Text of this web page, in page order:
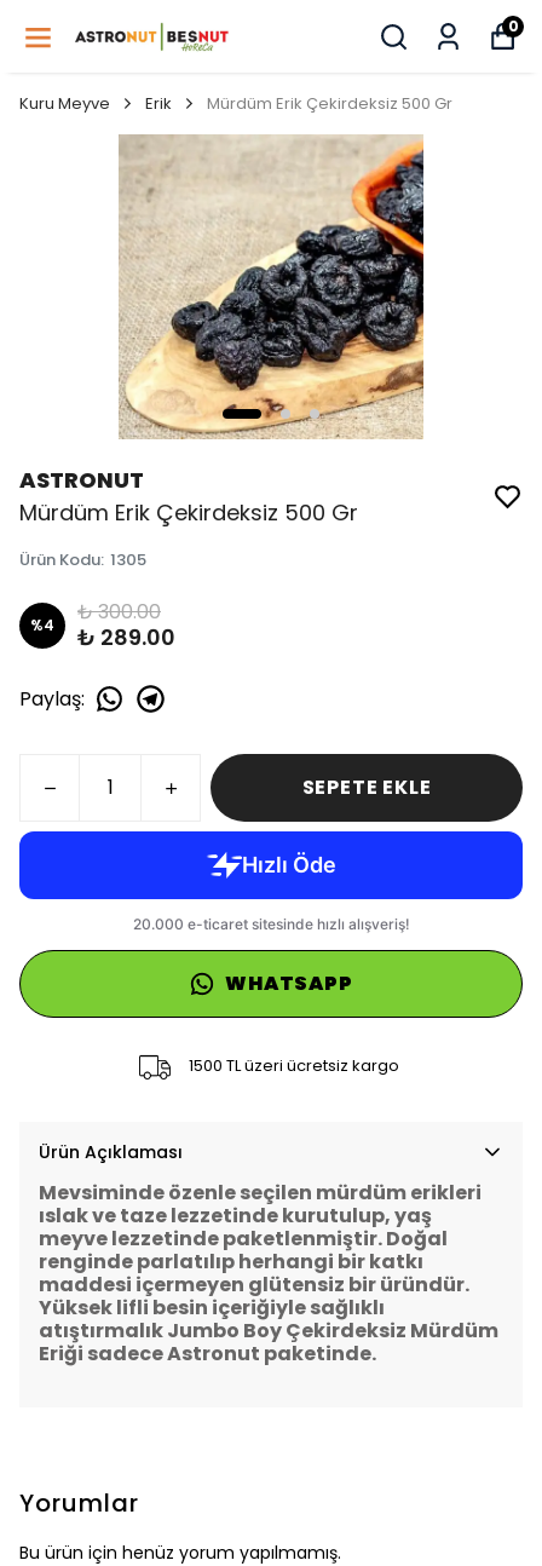
0
Kuru Meyve Erik Mürdüm Erik Çekirdeksiz 500 Gr
ASTRONUT
Mürdüm Erik Çekirdeksiz 500 Gr
Ürün Kodu: 1305
%4 ₺ 300.00
₺ 289.00
Paylaş:
SEPETE EKLE
WHATSAPP
1500 TL üzeri ücretsiz kargo
Ürün Açıklaması
Mevsiminde özenle seçilen mürdüm erikleri
ıslak ve taze lezzetinde kurutulup, yaş
meyve lezzetinde paketlenmiştir. Doğal
renginde parlatılıp herhangi bir katkı
maddesi içermeyen glütensiz bir üründür.
Yüksek lifli besin içeriğiyle sağlıklı
atıştırmalık Jumbo Boy Çekirdeksiz Mürdüm
Eriği sadece Astronut paketinde.
Yorumlar
Bu ürün için henüz yorum yapılmamış.